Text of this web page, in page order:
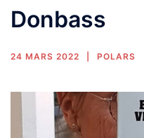
Donbass
24 MARS 2022 POLARS